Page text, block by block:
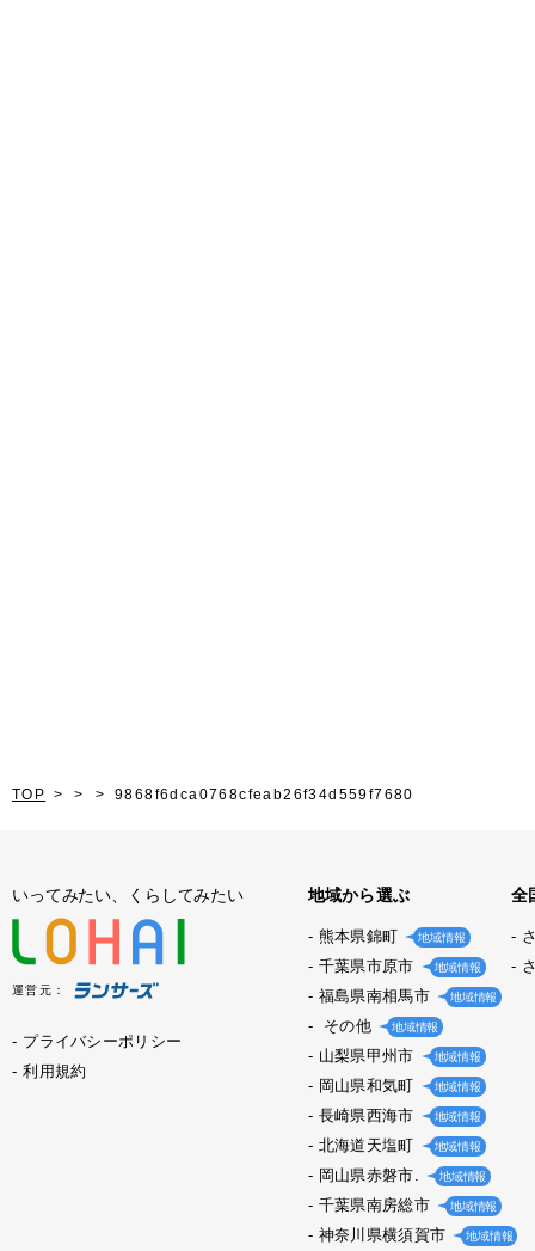
TOP 9868f6dca0768cfeab26f34d559f7680
いってみたい、くらしてみたい
運営元：
プライバシーポリシー
利用規約
地域から選ぶ
熊本県錦町 地域情報
千葉県市原市 地域情報
福島県南相馬市 地域情報
その他 地域情報
山梨県甲州市 地域情報
岡山県和気町 地域情報
長崎県西海市 地域情報
北海道天塩町 地域情報
岡山県赤磐市. 地域情報
千葉県南房総市 地域情報
神奈川県横須賀市 地域情報
全